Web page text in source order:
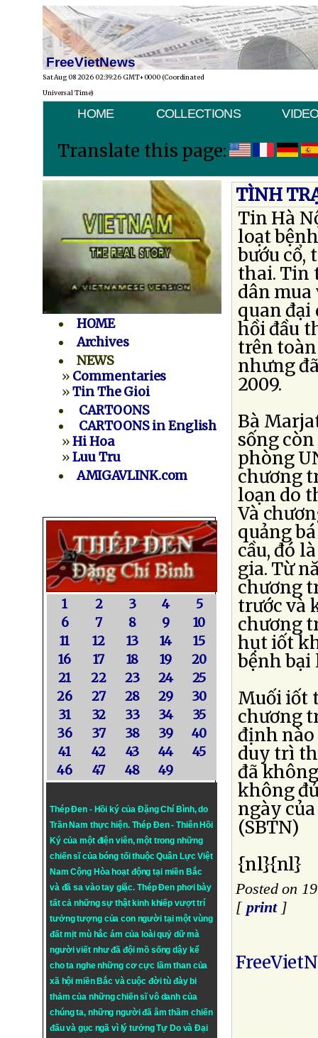
FreeVietNews
Sat Aug 08 2026 02:39:26 GMT+0000 (Coordinated
Universal Time)
HOME COLLECTIONS
Translate this page:
HOME
Archives
NEWS
» Commentaries
»Tin The Gioi
CARTOONS
CARTOONS in English
»Hi Hoa
»Luu Tru
AMIGAVLINK.com
1 2 3 4
5
6
7 8 9
10
11
12 13 14
15
16
17 18 19
20
21
22 23 24
25
26
27 28 29
30
31
32 33 34
35
36
37 38 39
40
41
42 43 44
45
46
47 48 49
Thép Đen - Hồi ký của Đặng Chí Bình, do
Trần Nam thực hiện. Thép Đen- Thiên Hồi
Ký của một điện viên, một trong những
chiến sĩ của bóng tối thuộc Quân Lực Việt
Nam Cộng Hòa hoạt động tại miền Bắc
và đã sa vào tay giặc. Thép Đen phơi bày
tất cả những sự thật kinh khiếp vượt trí
tưởng tượng của con người tại một vùng
đất mịt mù hắc ám của loài quỷ dữ mà
người viết như đã đội mồ sống dậy kể
cho ta nghe những cơ cực lầm than của
xã hội miền Bắc và cuộc đời tù đày bi
thảm của những chiến sĩ vô danh của
chúng ta, những người đã âm thầm chiến
đấu và gục ngã vì lý tưởngTự DovàĐại
TÌNH
Tin Hà
loạt
bướu cổ,
thai. Tin
dân mua
quan đại
hồi đầu
trên
nhưng
2009.
Bà
sống
phòng
chương
loạn do
Và
quảng
cầu, đó
gia. Từ
chương
trước và
chương
hụt iốt
bệnh bại
Muối iốt
chương
định nào
duy trì
đã
không
ngày
(SBTN)
{nl}{nl}
Posted on
[ print]